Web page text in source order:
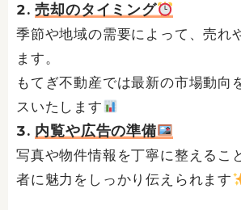
売却のタイミング
季節や地域の需要によって、売れ
ます。
もてぎ不動産では最新の市場動向
スいたします
内覧や広告の準備
写真や物件情報を丁寧に整えるこ
者に魅力をしっかり伝えられます